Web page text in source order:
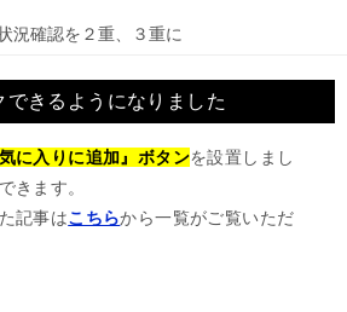
況確認を２重、３重に
きるようになりました
気に入りに追加』ボタンを設置しまし
きます。
記事はこちらから一覧がご覧いただ